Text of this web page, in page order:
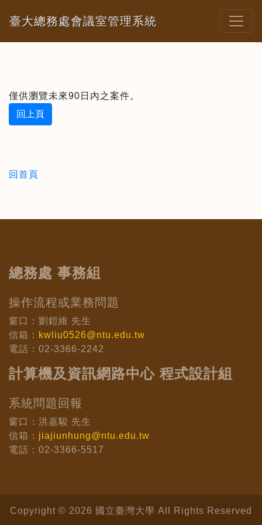
臺大總務處會議室管理系統
僅供瀏覽未來90日內之案件。
回上頁
回首頁
總務處 事務組
操作流程或業務問題
窗口：劉鎧維 先生
信箱： kwliu0526@ntu.edu.tw
電話：02-3366-2242
計算機及資訊網路中心 程式設計組
系統問題回報
窗口：洪嘉駿 先生
信箱： jiajiunhung@ntu.edu.tw
電話：02-3366-5517
Copyright © 2026 國立臺灣大學 All Rights Reserved